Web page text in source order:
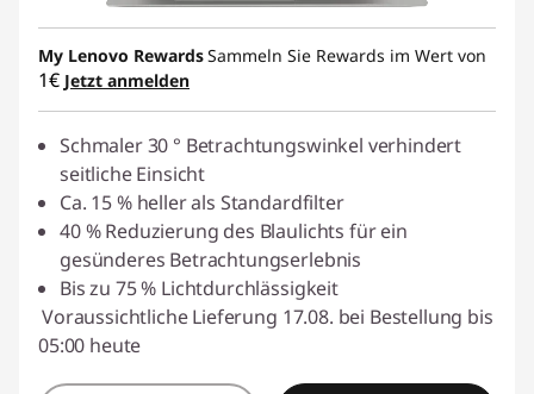
My Lenovo RewardsSammeln Sie Rewards im Wert von
1€ Jetzt anmelden
Schmaler 30 ° Betrachtungswinkel verhindert
seitliche Einsicht
Ca. 15 % heller als Standardfilter
40 % Reduzierung des Blaulichts für ein
gesünderes Betrachtungserlebnis
Bis zu 75 % Lichtdurchlässigkeit
Voraussichtliche Lieferung 17.08. bei Bestellung bis
05:00 heute